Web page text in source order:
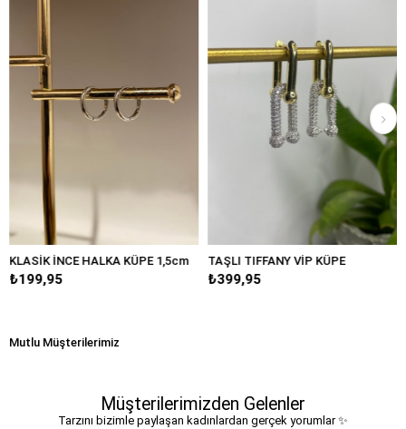
HALKA KÜPE 1,5cm TAŞLI TIFFANY VİP KÜPE
₺399,95
Mutlu Müşterilerimiz
Müşterilerimizden Gelenler
Tarzını bizimle paylaşan kadınlardan gerçek yorumlar ✨